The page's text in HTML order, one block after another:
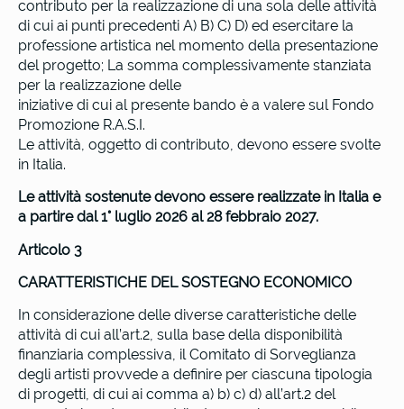
contributo per la realizzazione di una sola delle attività
di cui ai punti precedenti A) B) C) D) ed esercitare la
professione artistica nel momento della presentazione
del progetto; La somma complessivamente stanziata
per la realizzazione delle
iniziative di cui al presente bando è a valere sul Fondo
Promozione R.A.S.I.
Le attività, oggetto di contributo, devono essere svolte
in Italia.
Le attività sostenute devono essere realizzate in Italia e
a partire dal 1° luglio 2026 al 28 febbraio 2027.
Articolo 3
CARATTERISTICHE DEL SOSTEGNO ECONOMICO
In considerazione delle diverse caratteristiche delle
attività di cui all’art.2, sulla base della disponibilità
finanziaria complessiva, il Comitato di Sorveglianza
degli artisti provvede a definire per ciascuna tipologia
di progetti, di cui ai comma a) b) c) d) all’art.2 del